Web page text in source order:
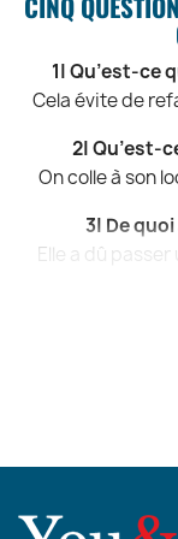
1| Qu’est-ce
Cela évite de
2| Qu’est-
On colle à son
3| De
Elle a dû
Renseignez-